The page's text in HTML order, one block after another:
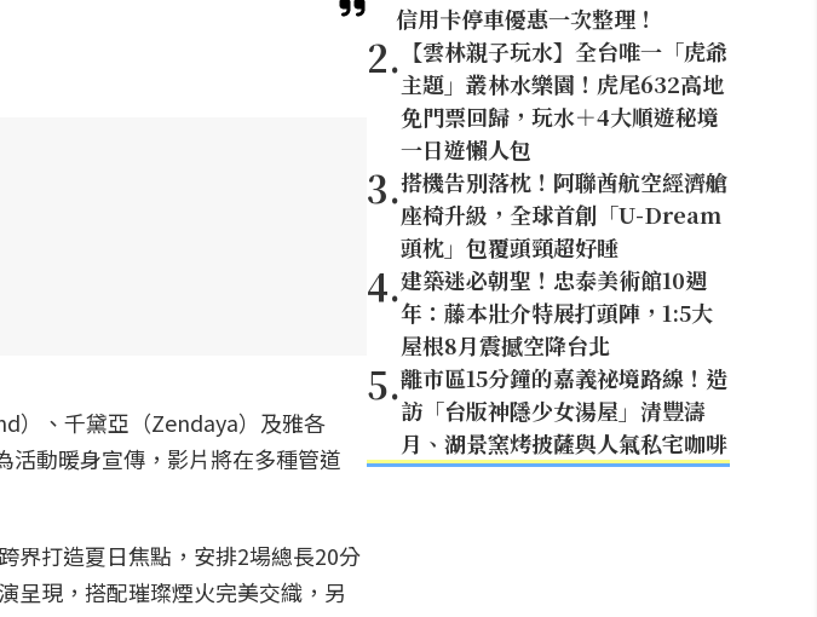
）、千黛亞（Zendaya）及雅各
動暖身宣傳，影片將在多種管道
界打造夏日焦點，安排2場總長20分
呈現，搭配璀璨煙火完美交織，另
信用卡停車優惠一次整理！
2. 【雲林親子玩水】全台唯一「虎爺
主題」叢林水樂園！虎尾632高地
免門票回歸，玩水＋4大順遊秘境
一日遊懶人包
3.搭機告別落枕！阿聯酋航空經濟艙
座椅升級，全球首創「U-Dream
頭枕」包覆頭頸超好睡
4.建築迷必朝聖！忠泰美術館10週
年：藤本壯介特展打頭陣，1:5大
屋根8月震撼空降台北
5.離市區15分鐘的嘉義祕境路線！造
訪「台版神隱少女湯屋」清豐濤
月、湖景窯烤披薩與人氣私宅咖啡